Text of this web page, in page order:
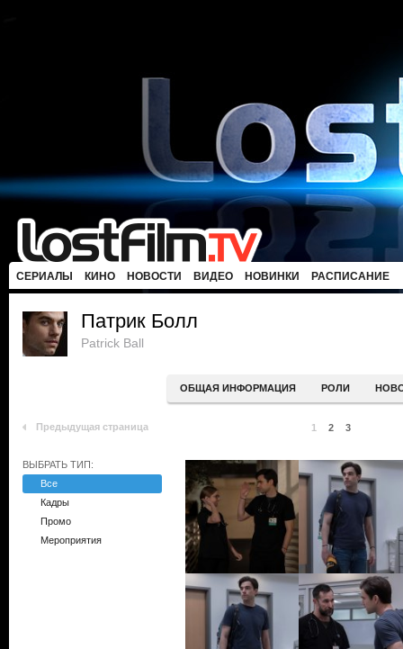
СЕРИАЛЫ КИНО НОВОСТИ ВИДЕО НОВИНКИ РАСПИСАНИЕ
Патрик Болл
Patrick Ball
ОБЩАЯ ИНФОРМАЦИЯ РОЛИ
Предыдущая страница 1 2 3
ВЫБРАТЬ ТИП:
Все
Кадры
Промо
Мероприятия